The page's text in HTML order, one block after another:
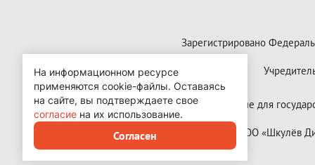
Зарегистрировано
Контактные данные для
Copyright (с) ООО «Шкулёв
На информационном ресурсе
применяются cookie-файлы. Оставаясь
на сайте, вы подтверждаете свое
согласие на их использование.
Согласен